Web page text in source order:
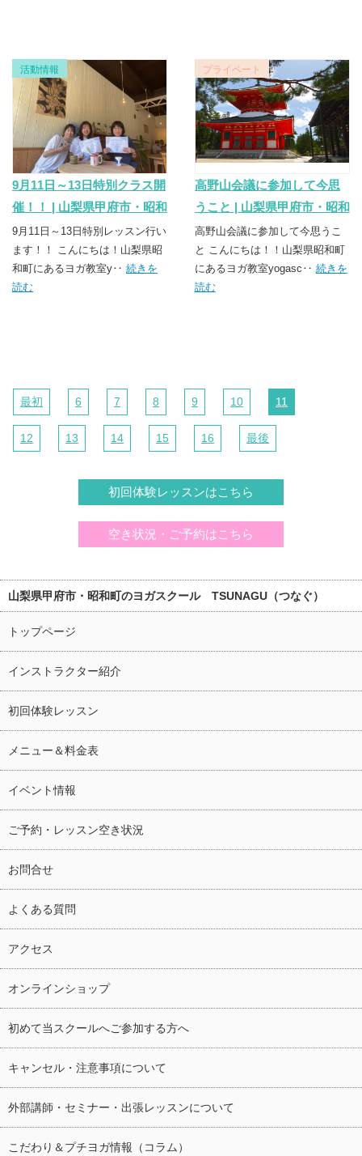
活動情報
9月11日～13日特別クラス開
催！！ | 山梨県甲府市・昭和
町のヨガスクール
TSUNAGU（つなぐ）
9月11日～13日特別レッスン行い
ます！！ こんにちは！山梨県昭
和町にあるヨガ教室y‥ 続きを
読む
プライベート
高野山会議に参加して今思
うこと | 山梨県甲府市・昭和
町のヨガスクール
TSUNAGU（つなぐ）
高野山会議に参加して今思うこ
と こんにちは！！山梨県昭和町
にあるヨガ教室yogasc‥ 続きを
読む
最初 6 7 8 9 10 11
12 13 14 15 16 最後
初回体験レッスンはこちら
空き状況・ご予約はこちら
山梨県甲府市・昭和町のヨガスクール TSUNAGU（つなぐ）
トップページ
インストラクター紹介
初回体験レッスン
メニュー＆料金表
イベント情報
ご予約・レッスン空き状況
お問合せ
よくある質問
アクセス
オンラインショップ
初めて当スクールへご参加する方へ
キャンセル・注意事項について
外部講師・セミナー・出張レッスンについて
こだわり＆プチヨガ情報（コラム）